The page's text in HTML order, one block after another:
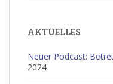
AKTUELLES
Neuer Podcast:
2024